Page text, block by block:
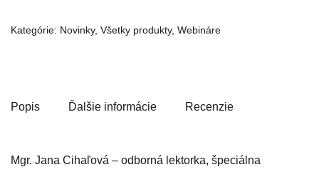
Kategórie: Novinky, Všetky produkty, Webináre
Popis Ďalšie informácie Recenzie
Mgr. Jana Cihaľová – odborná lektorka, špeciálna